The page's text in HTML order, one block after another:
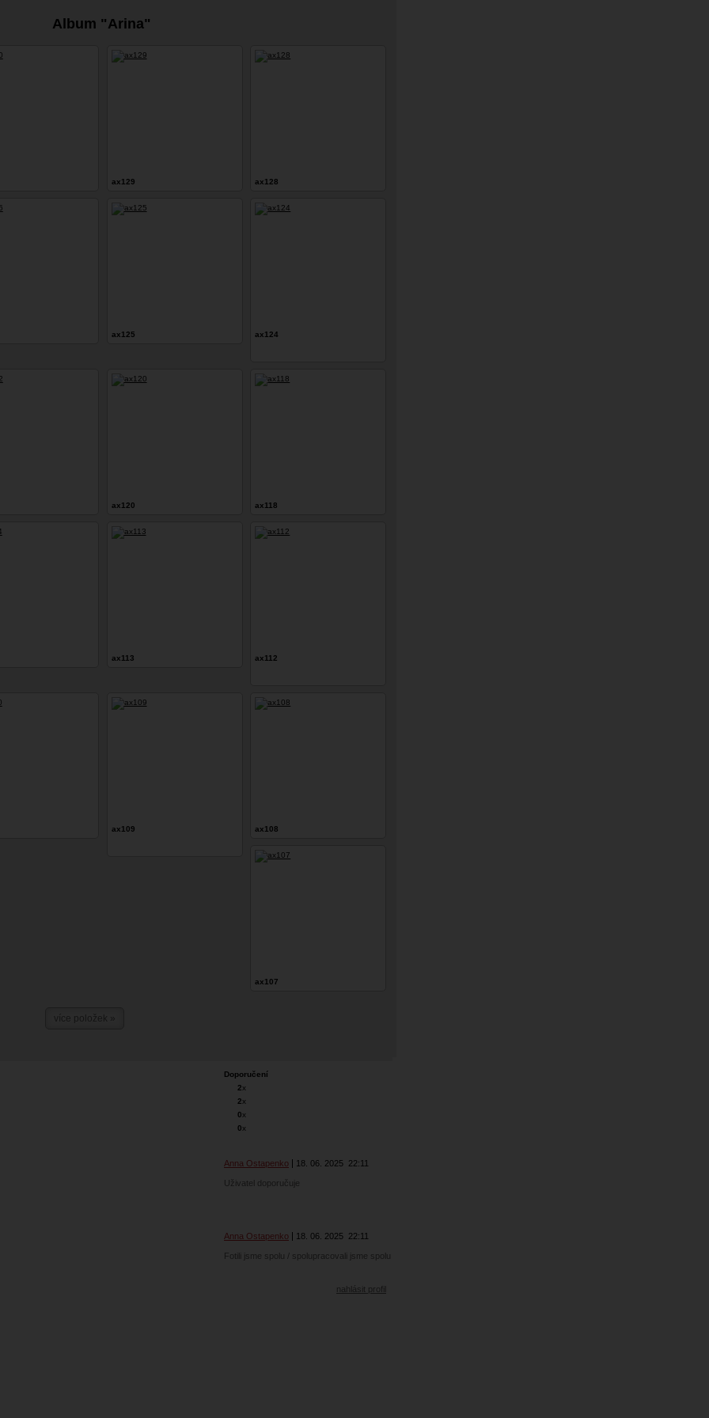
Album "Arina"
ax129 ax128
ax125 ax124
ax120 ax118
ax113 ax112
ax109 ax108
ax107
více položek »
Doporučení
2x
2x
0x
0x
Anna Ostapenko 18. 06. 2025 22:11
Uživatel doporučuje
Anna Ostapenko 18. 06. 2025 22:11
Fotili jsme spolu / spolupracovali jsme spolu
nahlásit profil